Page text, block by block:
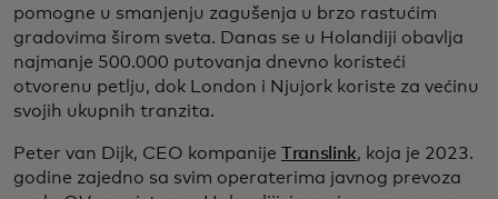
pomogne u smanjenju zagušenja u brzo rastućim
gradovima širom sveta. Danas se u Holandiji obavlja
najmanje 500.000 putovanja dnevno koristeći
otvorenu petlju, dok London i Njujork koriste za većinu
svojih ukupnih tranzita.
Peter van Dijk, CEO kompanije Translink, koja je 2023.
godine zajedno sa svim operaterima javnog prevoza